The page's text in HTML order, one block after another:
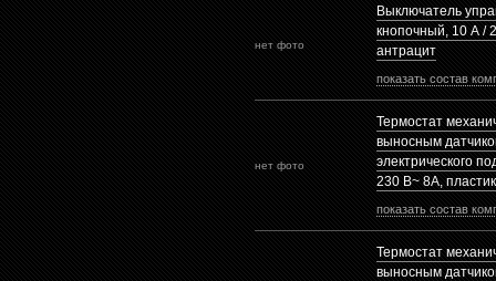
нет фото
Выключатель
кнопочный, 10 А /
антрацит
показать состав
нет фото
Термостат
выносным
электрического
230 В~ 8А,
показать состав
Термостат
выносным